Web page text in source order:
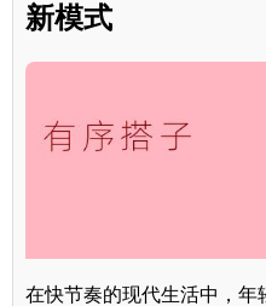
新模式
在快节奏的现代生活中，年